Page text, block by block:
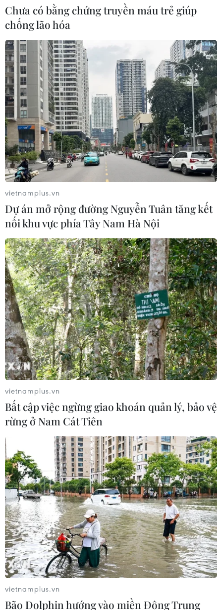
TIN CÙNG CHUYÊN MỤC
Nga thông báo tấn công căn
cứ ngầm của Ukraine
06/08/2026 16:21
Tây Ban Nha: 100 người thiệt mạng
Chưa có bằng chứng truyền máu trẻ giúp
chống lão hóa
vietnamplus.vn
Dự án mở rộng đường Nguyễn Tuân tăng kết
nối khu vực phía Tây Nam Hà Nội
vietnamplus.vn
Bất cập việc ngừng giao khoán quản lý, bảo vệ
rừng ở Nam Cát Tiên
vietnamplus.vn
Bão Dolphin hướng vào miền Đông Trung